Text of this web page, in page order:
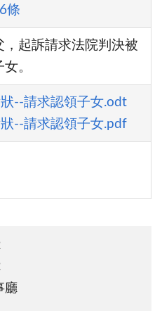
條
，起訴請求法院判決被
。
--請求認領子女.odt
--請求認領子女.pdf
廳